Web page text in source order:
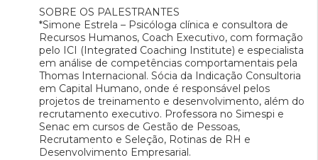
SOBRE OS PALESTRANTES
*Simone Estrela – Psicóloga clínica e consultora de
Recursos Humanos, Coach Executivo, com formação
pelo ICI (Integrated Coaching Institute) e especialista
em análise de competências comportamentais pela
Thomas Internacional. Sócia da Indicação Consultoria
em Capital Humano, onde é responsável pelos
projetos de treinamento e desenvolvimento, além do
recrutamento executivo. Professora no Simespi e
Senac em cursos de Gestão de Pessoas,
Recrutamento e Seleção, Rotinas de RH e
Desenvolvimento Empresarial.